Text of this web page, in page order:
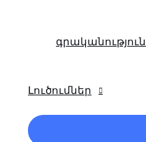
գրականություն
Լուծումներ